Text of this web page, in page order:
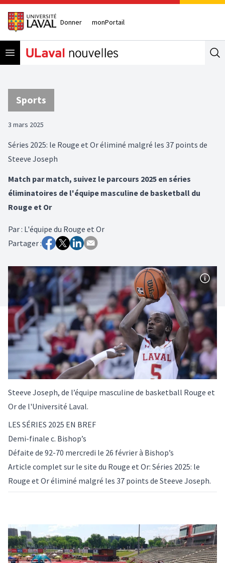
Donner monPortail
Open menu
Sports
3 mars 2025
Séries 2025: le Rouge et Or éliminé malgré les 37 points de
Steeve Joseph
Match par match, suivez le parcours 2025 en séries
éliminatoires de l'équipe masculine de basketball du
Rouge et Or
Par: L'équipe du Rouge et Or
Partager :
Steeve Joseph, de l’équipe masculine de basketball Rouge et
Or de l'Université Laval.
LES SÉRIES 2025 EN BREF
Demi-finale c. Bishop’s
Défaite de 92-70 mercredi le 26 février à Bishop’s
Article complet sur le site du Rouge et Or: Séries 2025: le
Rouge et Or éliminé malgré les 37 points de Steeve Joseph.